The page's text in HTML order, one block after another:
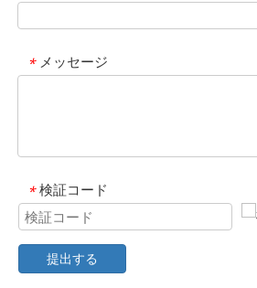
* メッセージ
* 検証コード
提出する